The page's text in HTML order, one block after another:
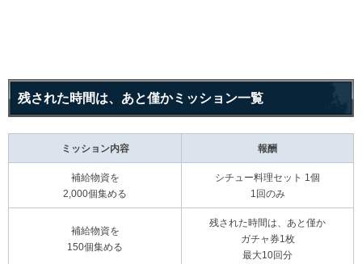
残された時間は、あと僅かミッション一覧
ミッション内容 報酬
補給物資を
2,000個集める
シチュー料理セット 1個
1回のみ
補給物資を
150個集める
残された時間は、あと僅か
ガチャ券1枚
最大10回分